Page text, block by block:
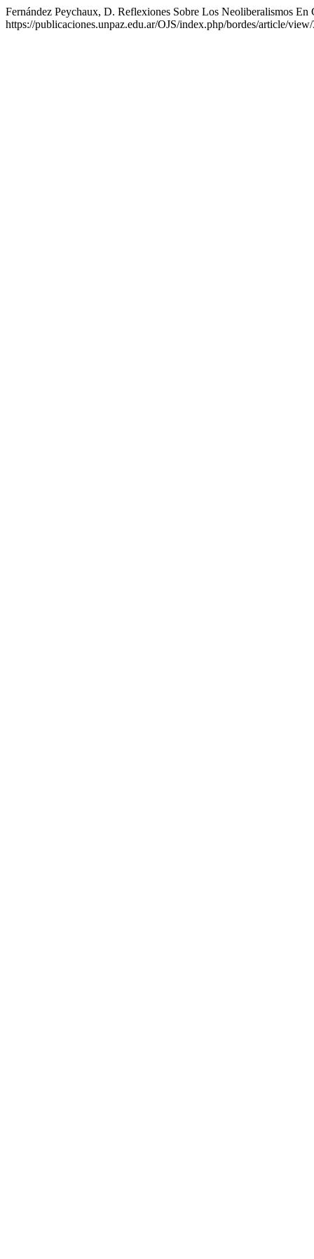
Fernández Peychaux, D. Reflexiones Sobre Los Neoliberalismos En
https://publicaciones.unpaz.edu.ar/OJS/index.php/bordes/article/